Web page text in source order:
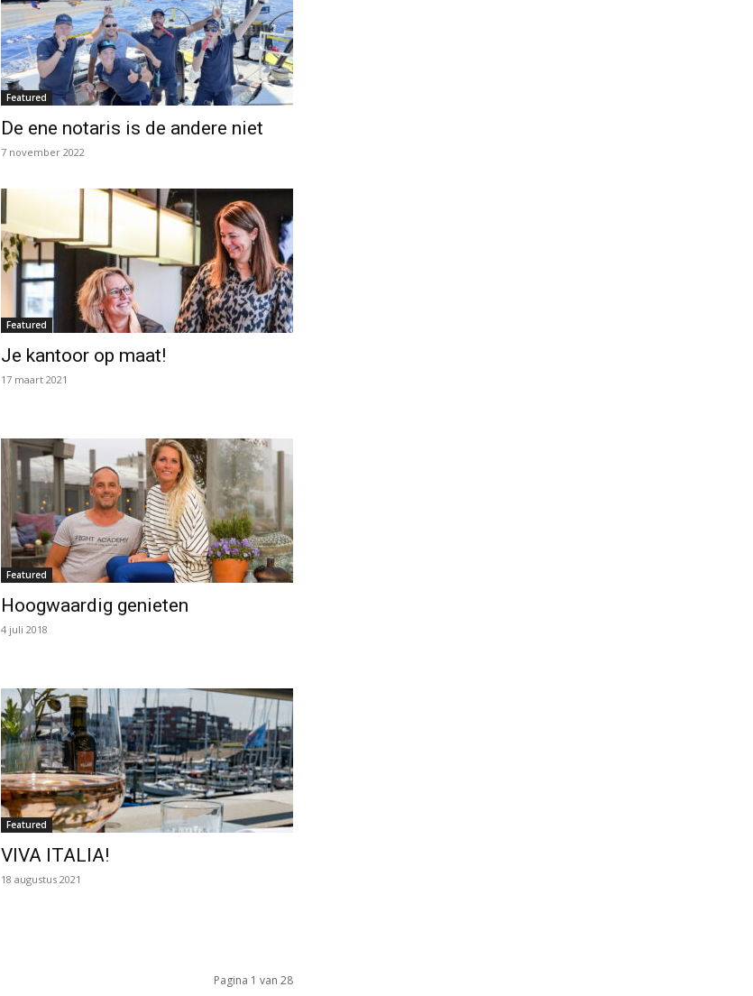
Featured
De ene notaris is de andere niet
7 november 2022
Featured
Je kantoor op maat!
17 maart 2021
Featured
Hoogwaardig genieten
4 juli 2018
Featured
VIVA ITALIA!
18 augustus 2021
Pagina 1 van 28